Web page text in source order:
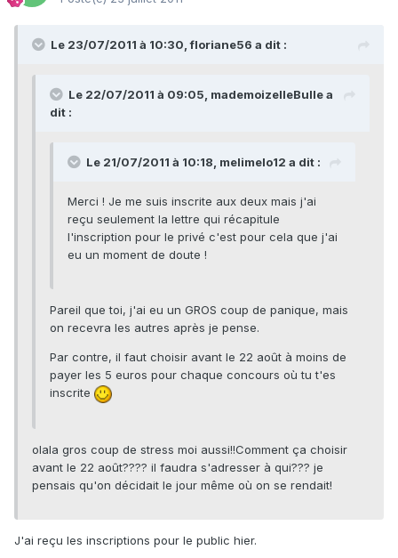
Le 23/07/2011 à 10:30, floriane56 a dit :
Le 22/07/2011 à 09:05, mademoizelleBulle a
dit :
Le 21/07/2011 à 10:18, melimelo12 a dit :
Merci ! Je me suis inscrite aux deux mais j'ai
reçu seulement la lettre qui récapitule
l'inscription pour le privé c'est pour cela que j'ai
eu un moment de doute !
Pareil que toi, j'ai eu un GROS coup de panique, mais
on recevra les autres après je pense.
Par contre, il faut choisir avant le 22 août à moins de
payer les 5 euros pour chaque concours où tu t'es
inscrite
olala gros coup de stress moi aussi!!Comment ça choisir
avant le 22 août???? il faudra s'adresser à qui??? je
pensais qu'on décidait le jour même où on se rendait!
J'ai reçu les inscriptions pour le public hier.